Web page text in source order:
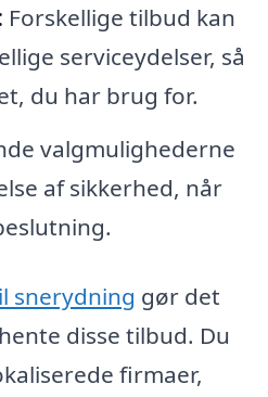
Forskellige tilbud kan
serviceydelser, så
du har brug for.
valgmulighederne
af sikkerhed, når
snerydning gør det
disse tilbud. Du
firmaer,